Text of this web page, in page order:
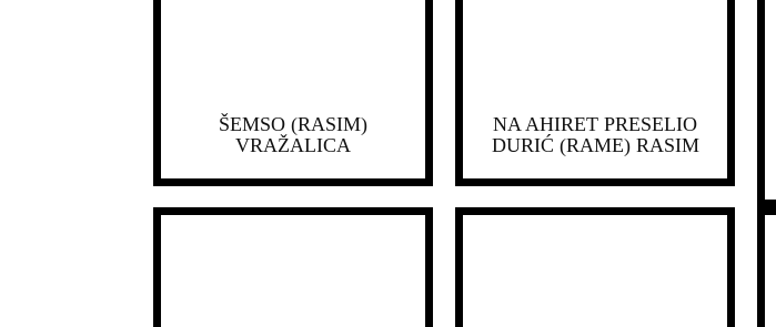
ŠEMSO (RASIM)
VRAŽALICA
NA AHIRET PRESELIO
DURIĆ (RAME) RASIM